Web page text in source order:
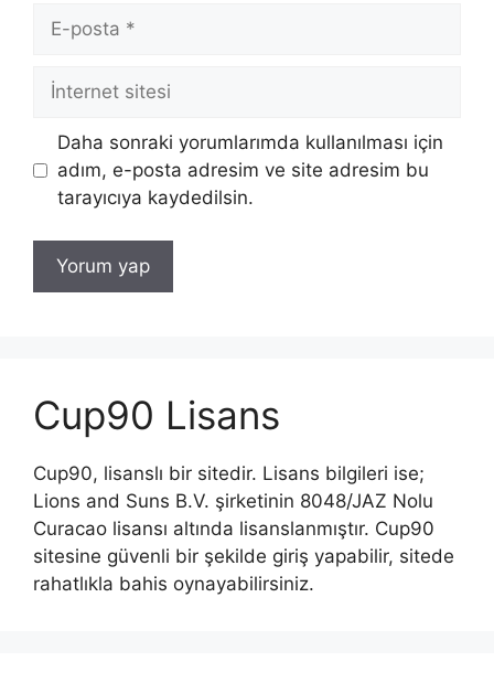
posta
İnternet
Daha sonraki yorumlarımda kullanılması için
adım, e-posta adresim ve site adresim bu
tarayıcıya kaydedilsin.
Cup90 Lisans
Cup90, lisanslı bir sitedir. Lisans bilgileri ise;
Lions and Suns B.V. şirketinin 8048/JAZ Nolu
Curacao lisansı altında lisanslanmıştır. Cup90
sitesine güvenli bir şekilde giriş yapabilir, sitede
rahatlıkla bahis oynayabilirsiniz.